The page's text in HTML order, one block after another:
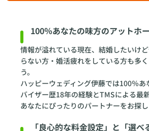
100％あなたの味方のアットホ
情報が溢れている現在、結婚したいけ
らない方・婚活疲れをしている方も多
う。
ハッピーウェディング伊藤では100％あ
バイザー歴18年の経験とTMSによる最
あなたにぴったりのパートナーをお探し
「良心的な料金設定」と「選べ